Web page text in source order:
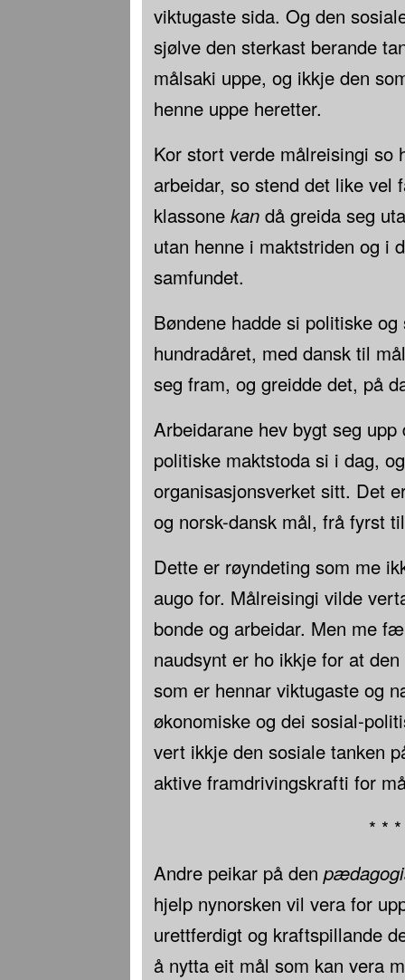
viktugaste sida. Og den
sjølve den sterkast berande
målsaki uppe, og ikkje den
henne uppe heretter.
Kor stort verde målreisingi so
arbeidar, so stend det like vel
klassone kandå greida seg
utan henne i maktstriden og i
samfundet.
Bøndene hadde si politiske
hundradåret, med dansk til
seg fram, og greidde det, på
Arbeidarane hev bygt seg upp
politiske maktstoda si i dag,
organisasjonsverket sitt. Det
og norsk-dansk mål, frå fyrst
Dette er røyndeting som me
augo for. Målreisingi vilde
bonde og arbeidar. Men me
naudsynt er ho ikkje for at
som er hennar viktugaste og
økonomiske og dei sosial-
vert ikkje den sosiale tanken
aktive framdrivingskrafti for
* * *
Andre peikar på den
hjelp nynorsken vil vera for
urettferdigt og kraftspillande
å nytta eit mål som kan vera